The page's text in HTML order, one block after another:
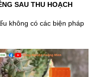
SAU THU HOẠCH
không có các biện pháp